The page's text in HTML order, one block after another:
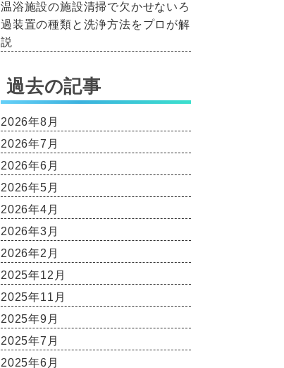
温浴施設の施設清掃で欠かせないろ
過装置の種類と洗浄方法をプロが解
説
過去の記事
2026年8月
2026年7月
2026年6月
2026年5月
2026年4月
2026年3月
2026年2月
2025年12月
2025年11月
2025年9月
2025年7月
2025年6月